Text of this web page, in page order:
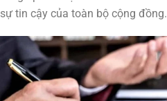
sự tin cậy của toàn bộ cộng đồng.